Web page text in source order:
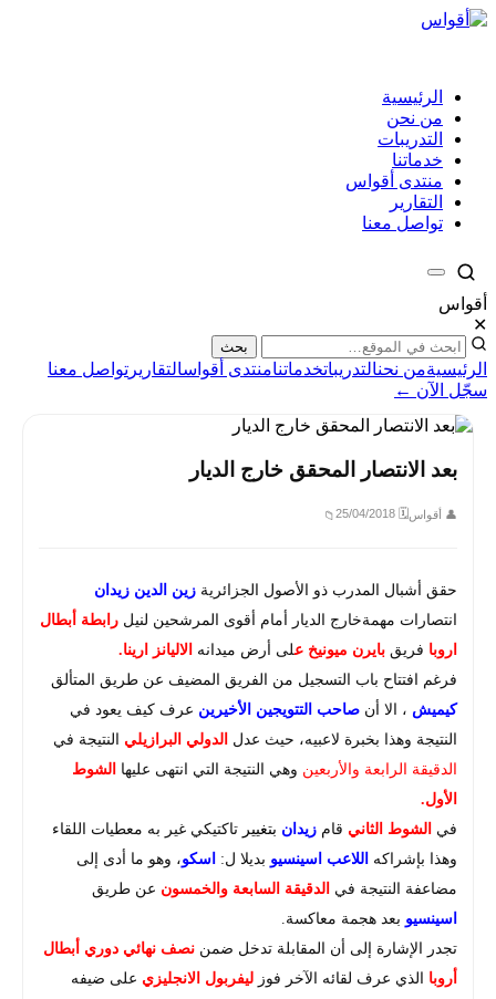
الرئيسية
من نحن
التدريبات
خدماتنا
منتدى أقواس
التقارير
تواصل معنا
أقواس
✕
بحث
الرئيسيةمن نحنالتدريباتخدماتنامنتدى أقواسالتقارير تواصل معنا
سجّل الآن ←
بعد الانتصار المحقق خارج الديار
👤 أقواس🗓 25/04/2018
📁
حقق أشبال المدرب ذو الأصول الجزائرية زين الدين زيدان
انتصارات مهمةخارج الديار أمام أقوى المرشحين لنيل رابطة أبطال
اروبا فريق بايرن ميونيخ على أرض ميدانه الاليانز ارينا.
فرغم افتتاح باب التسجيل من الفريق المضيف عن طريق المتألق
كيميش ، الا أن صاحب التتويجين الأخيرين عرف كيف يعود في
النتيجة وهذا بخبرة لاعبيه، حيث عدل الدولي البرازيلي النتيجة في
الدقيقة الرابعة والأربعين وهي النتيجة التي انتهى عليها الشوط
الأول.
في الشوط الثاني قام زيدان بتغيير تاكتيكي غير به معطيات اللقاء
وهذا بإشراكه اللاعب اسينسيو بديلا ل: اسكو، وهو ما أدى إلى
مضاعفة النتيجة في الدقيقة السابعة والخمسون عن طريق
اسينسيو بعد هجمة معاكسة.
تجدر الإشارة إلى أن المقابلة تدخل ضمن نصف نهائي دوري أبطال
أروبا
الذي عرف لقائه الآخر فوز ليفربول الانجليزي على ضيفه